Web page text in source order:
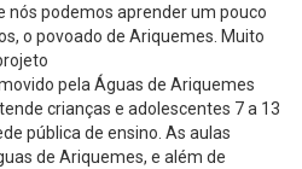
nós podemos aprender um pouco
o povoado de Ariquemes. Muito
pela Águas de Ariquemes
crianças e adolescentes 7 a 13
pública de ensino. As aulas
de Ariquemes, e além de